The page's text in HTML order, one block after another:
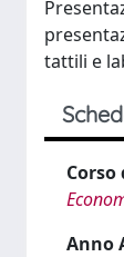
tattili e
Anno